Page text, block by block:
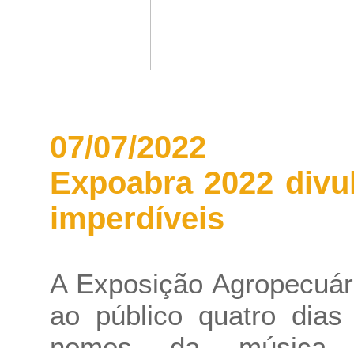
07/07/2022
Expoabra 2022
imperdíveis
A Exposição
ao público quatro